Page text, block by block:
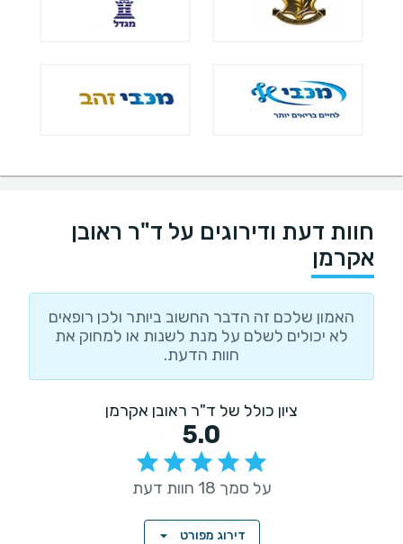
חוות דעת ודירוגים על ד"ר ראובן
אקרמן
האמון שלכם זה הדבר החשוב ביותר ולכן רופאים
לא יכולים לשלם על מנת לשנות או למחוק את
חוות הדעת.
ציון כולל של ד"ר ראובן אקרמן
5.0
על סמך 18 חוות דעת
דירוג מפורט